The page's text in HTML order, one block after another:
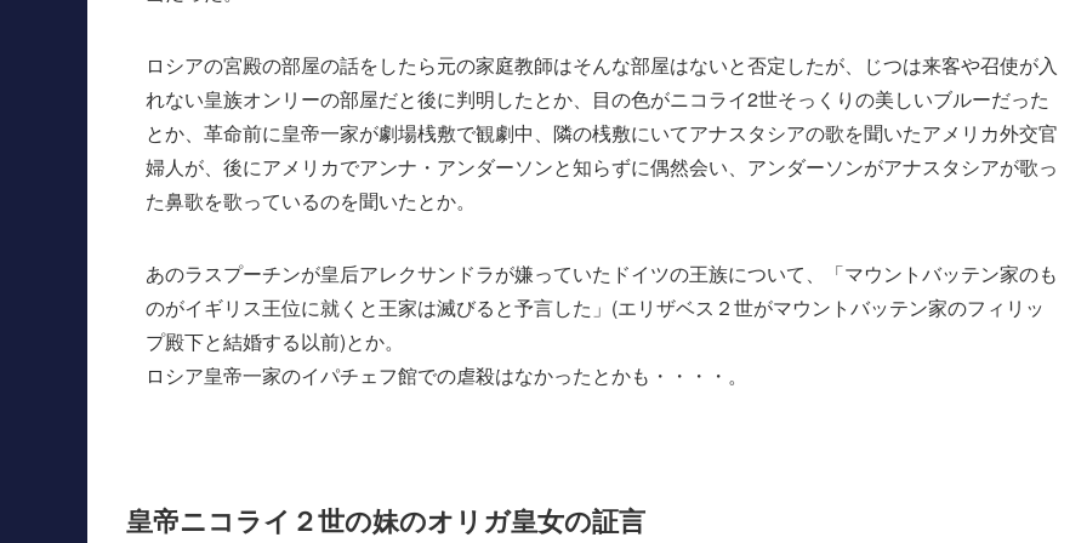
ロシアの宮殿の部屋の話をしたら元の家庭教師はそんな部屋はないと否定したが、じつは来客や召使が入
れない皇族オンリーの部屋だと後に判明したとか、目の色がニコライ2世そっくりの美しいブルーだった
とか、革命前に皇帝一家が劇場桟敷で観劇中、隣の桟敷にいてアナスタシアの歌を聞いたアメリカ外交官
婦人が、後にアメリカでアンナ・アンダーソンと知らずに偶然会い、アンダーソンがアナスタシアが歌っ
た鼻歌を歌っているのを聞いたとか。
あのラスプーチンが皇后アレクサンドラが嫌っていたドイツの王族について、「マウントバッテン家のも
のがイギリス王位に就くと王家は滅びると予言した」(エリザベス２世がマウントバッテン家のフィリッ
プ殿下と結婚する以前)とか。
ロシア皇帝一家のイパチェフ館での虐殺はなかったとかも・・・・。
皇帝ニコライ２世の妹のオリガ皇女の証言